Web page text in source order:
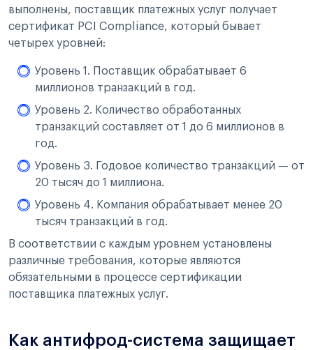
выполнены, поставщик платежных услуг получает
сертификат PCI Compliance, который бывает
четырех уровней:
Уровень 1. Поставщик обрабатывает 6
миллионов транзакций в год.
Уровень 2. Количество обработанных
транзакций составляет от 1 до 6 миллионов в
год.
Уровень 3. Годовое количество транзакций — от
20 тысяч до 1 миллиона.
Уровень 4. Компания обрабатывает менее 20
тысяч транзакций в год.
В соответствии с каждым уровнем установлены
различные требования, которые являются
обязательными в процессе сертификации
поставщика платежных услуг.
Как антифрод-система защищает